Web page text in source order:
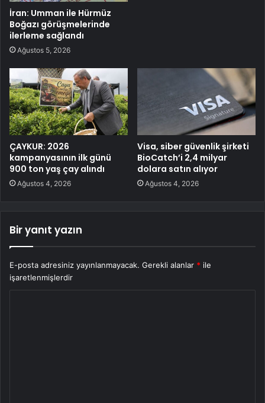
İran: Umman ile Hürmüz
Boğazı görüşmelerinde
ilerleme sağlandı
Ağustos 5, 2026
ÇAYKUR: 2026
kampanyasının ilk günü
900 ton yaş çay alındı
Ağustos 4, 2026
Visa, siber güvenlik şirketi
BioCatch’i 2,4 milyar
dolara satın alıyor
Ağustos 4, 2026
Bir yanıt yazın
E-posta adresiniz yayınlanmayacak. Gerekli alanlar * ile
işaretlenmişlerdir